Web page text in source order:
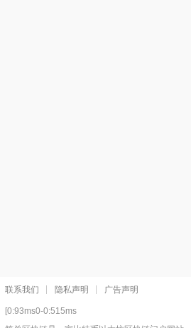
联系我们 隐私声明 广告声明
[0:93ms0-0:515ms